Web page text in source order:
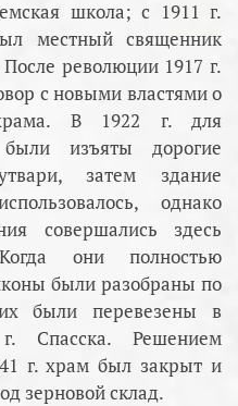
школа; с 1911 г.
местный священник
революции 1917 г.
с новыми властями о
В 1922 г. для
изъяты дорогие
затем здание
однако
совершались здесь
они полностью
были разобраны по
были перевезены в
Спасска. Решением
г. храм был закрыт и
зерновой склад.